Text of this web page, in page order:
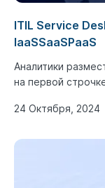
ITIL Service
IaaSSaaSPaaS
Аналитики
на первой
24 Октября, 2024